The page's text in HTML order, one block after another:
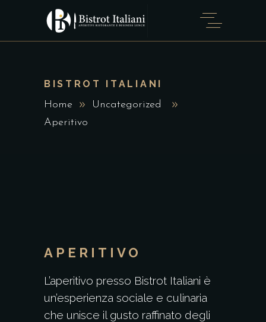
BISTROT ITALIANI
Home
Uncategorized
Aperitivo
APERITIVO
L’aperitivo presso Bistrot Italiani è
un’esperienza sociale e culinaria
che unisce il gusto raffinato degli